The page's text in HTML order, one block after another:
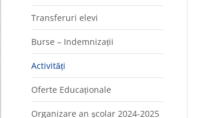
Transferuri elevi
Burse – Indemnizații
Activități
Oferte Educaționale
Organizare an școlar 2024-2025